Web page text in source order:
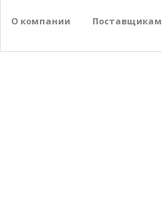
О компании Поставщикам